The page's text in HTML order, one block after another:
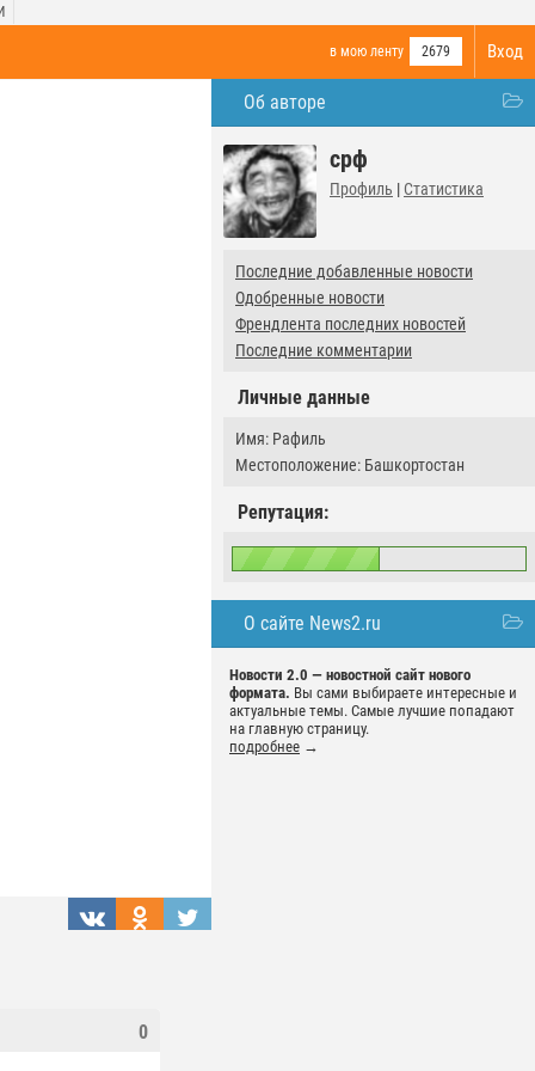
Вход
в мою ленту 2679
Об авторе
срф
Профиль | Статистика
Последние добавленные новости
Одобренные новости
Френдлента последних новостей
Последние комментарии
Личные данные
Имя: Рафиль
Местоположение: Башкортостан
Репутация:
О сайте News2.ru
Новости 2.0 — новостной сайт нового
формата. Вы сами выбираете интересные и
актуальные темы. Самые лучшие попадают
на главную страницу.
подробнее →
0